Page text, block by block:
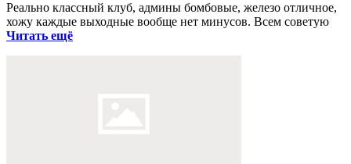
Реально классный клуб, админы бомбовые, железо отличное,
хожу каждые выходные вообще нет минусов. Всем советую
Читать ещё